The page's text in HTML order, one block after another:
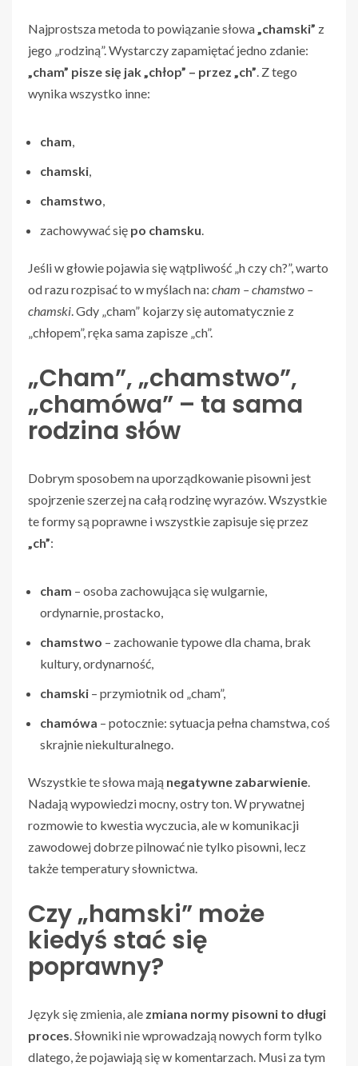
Najprostsza metoda to powiązanie słowa„chamski” z
jego „rodziną”. Wystarczy zapamiętać jedno zdanie:
„cham” pisze się jak „chłop” – przez „ch”. Z tego
wynika wszystko inne:
cham,
chamski,
chamstwo,
zachowywać się po chamsku.
Jeśli w głowie pojawia się wątpliwość „h czy ch?”, warto
od razu rozpisać to w myślach na: cham – chamstwo –
chamski. Gdy „cham” kojarzy się automatycznie z
„chłopem”, ręka sama zapisze „ch”.
„Cham”, „chamstwo”,
„chamówa” – ta sama
rodzina słów
Dobrym sposobem na uporządkowanie pisowni jest
spojrzenie szerzej na całą rodzinę wyrazów. Wszystkie
te formy są poprawne i wszystkie zapisuje się przez
„ch”:
cham – osoba zachowująca się wulgarnie,
ordynarnie, prostacko,
chamstwo – zachowanie typowe dla chama, brak
kultury, ordynarność,
chamski – przymiotnik od „cham”,
chamówa – potocznie: sytuacja pełna chamstwa, coś
skrajnie niekulturalnego.
Wszystkie te słowa mają negatywne zabarwienie.
Nadają wypowiedzi mocny, ostry ton. W prywatnej
rozmowie to kwestia wyczucia, ale w komunikacji
zawodowej dobrze pilnować nie tylko pisowni, lecz
także temperatury słownictwa.
Czy „hamski” może
kiedyś stać się
poprawny?
Język się zmienia, ale zmiana normy pisowni to długi
proces. Słowniki nie wprowadzają nowych form tylko
dlatego, że pojawiają się w komentarzach. Musi za tym